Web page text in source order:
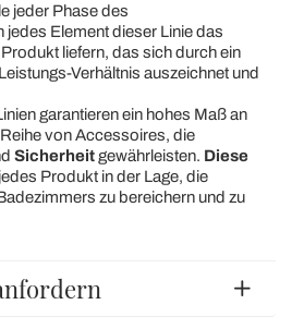
jeder Phase des
Element dieser Linie das
liefern, das sich durch ein
Verhältnis auszeichnet und
garantieren ein hohes Maß an
von Accessoires, die
Sicherheitgewährleisten. Diese
Produkt in der Lage, die
zu bereichern und zu